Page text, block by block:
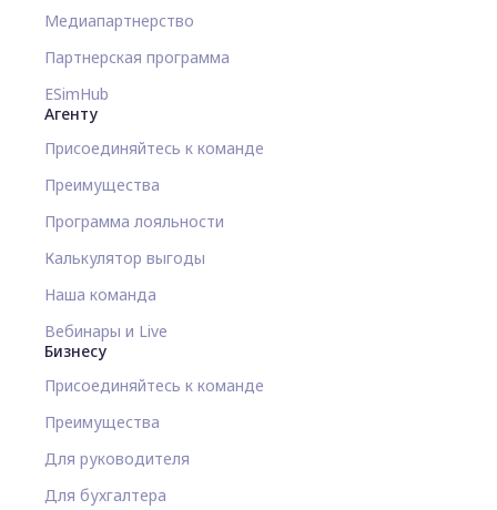
Медиапартнерство
Партнерская программа
ESimHub
Агенту
Присоединяйтесь к команде
Преимущества
Программа лояльности
Калькулятор выгоды
Наша команда
Вебинары и Live
Бизнесу
Присоединяйтесь к команде
Преимущества
Для руководителя
Для бухгалтера